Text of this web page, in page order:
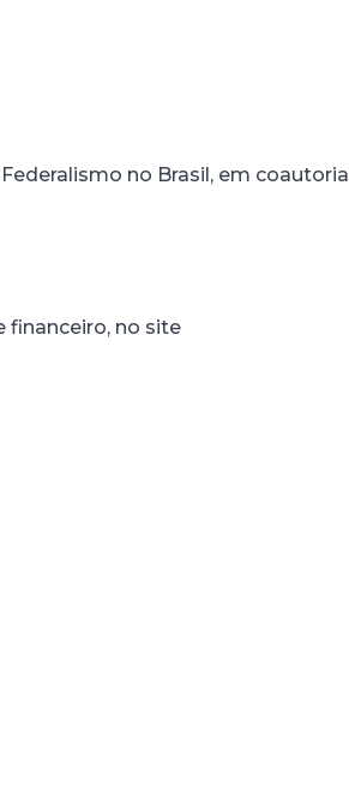
no Brasil, em coautoria
financeiro, no site